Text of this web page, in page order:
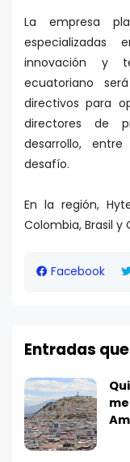
La empresa
especializadas
innovación y
ecuatoriano
directivos para
directores de
desarrollo,
desafío.
En la región,
Colombia, Brasil y
Facebook
Entradas